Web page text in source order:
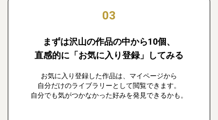
03
まずは沢山の作品の中から10個、
直感的に「お気に入り登録」してみる
お気に入り登録した作品は、マイページから
自分だけのライブラリーとして閲覧できます。
自分でも気がつかなかった好みを発見できるかも。